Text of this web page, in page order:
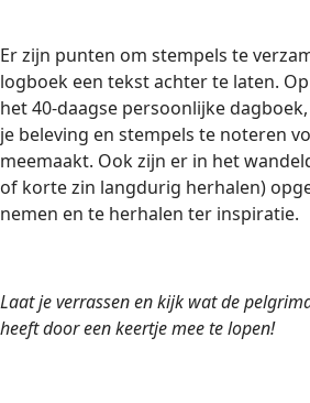
Er zijn punten om stempels te
logboek een tekst achter te laten.
het 40-daagse persoonlijke
je beleving en stempels te noteren
meemaakt. Ook zijn er in het
of korte zin langdurig herhalen)
nemen en te herhalen ter inspiratie.
Laat je verrassen en kijk wat de
heeft door een keertje mee te lopen!